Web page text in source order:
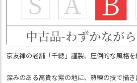
京友禅の老舗「千總」謹製、圧倒的な風格を
深みのある高貴な紫の地に、熟練の技で描